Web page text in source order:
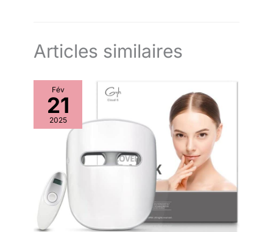
Articles similaires
Fév
21
2025